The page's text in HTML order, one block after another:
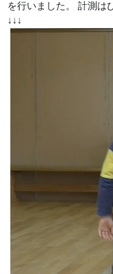
を行いました。 計測は
↓↓↓